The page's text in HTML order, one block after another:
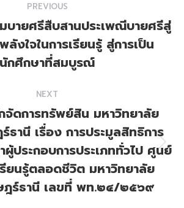
PREVIOUS
Previous
post:
บายศรีสืบสานประเพณีบายศรีสู่
งใจในการเรียนรู้ สู่การเป็น
นักศึกษาที่สมบูรณ์
NEXT
Next
post:
จัดการทรัพย์สิน มหาวิทยาลัย
ธานี เรื่อง การประมูลสิทธิการ
ประกอบการประเภททั่วไป ศูนย์
ยนรู้ตลอดชีวิต มหาวิทยาลัย
ฎร์ธานี เลขที่ พท.๒๔/๒๕๖๙